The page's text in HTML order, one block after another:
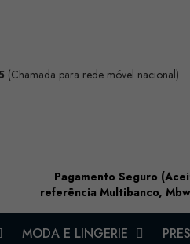
(Chamada para rede móvel nacional)
Pagamento Seguro
referência Multibanco,
MODA E LINGERIE